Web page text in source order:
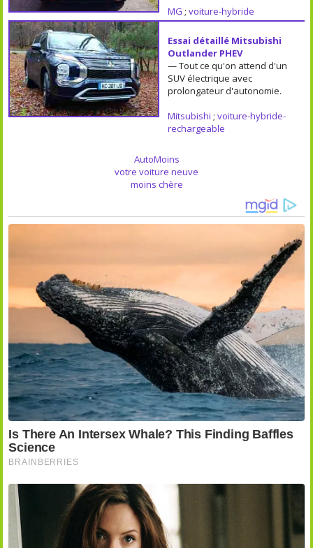
MG ; voiture-hybride
Essai détaillé Mitsubishi
Outlander PHEV
— Tout ce qu'on attend d'un
SUV électrique avec
prolongateur d'autonomie.
Mitsubishi ; voiture-hybride-
rechargeable
AutoMoins
votre voiture neuve
moins chère